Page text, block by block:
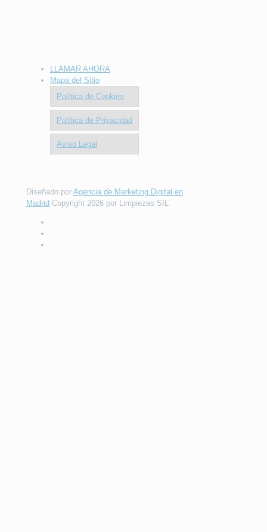
LLAMAR AHORA
Mapa del Sitio
Política de Cookies
Política de Privacidad
Aviso Legal
Diseñado por Agencia de Marketing Digital en
Madrid Copyright 2026 por Limpiezas SIL